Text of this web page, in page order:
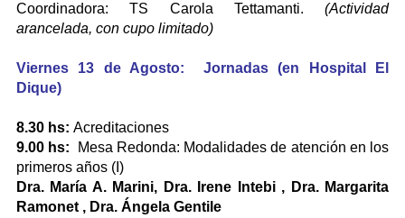
Coordinadora: TS Carola Tettamanti. (Actividad
arancelada, con cupo limitado)
Viernes 13 de Agosto: Jornadas (en Hospital El
Dique)
8.30 hs: Acreditaciones
9.00 hs:
Mesa Redonda: Modalidades de atención en los
primeros años (I)
Dra. María A. Marini, Dra. Irene Intebi , Dra. Margarita
Ramonet , Dra. Ángela Gentile